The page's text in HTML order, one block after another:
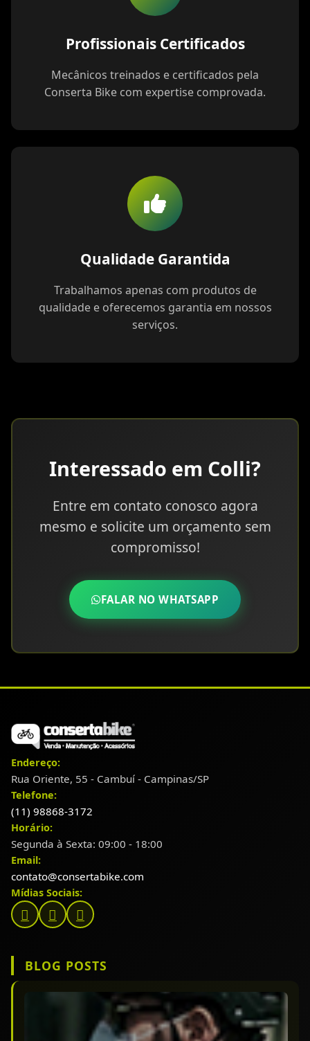
Profissionais Certificados
Mecânicos treinados e certificados pela
Conserta Bike com expertise comprovada.
Qualidade Garantida
Trabalhamos apenas com produtos de
qualidade e oferecemos garantia em nossos
serviços.
Interessado em Colli?
Entre em contato conosco agora
mesmo e solicite um orçamento sem
compromisso!
FALAR NO WHATSAPP
Endereço:
Rua Oriente, 55 - Cambuí - Campinas/SP
Telefone:
(11) 98868-3172
Horário:
Segunda à Sexta: 09:00 - 18:00
Email:
contato@consertabike.com
Mídias Sociais:
BLOG POSTS